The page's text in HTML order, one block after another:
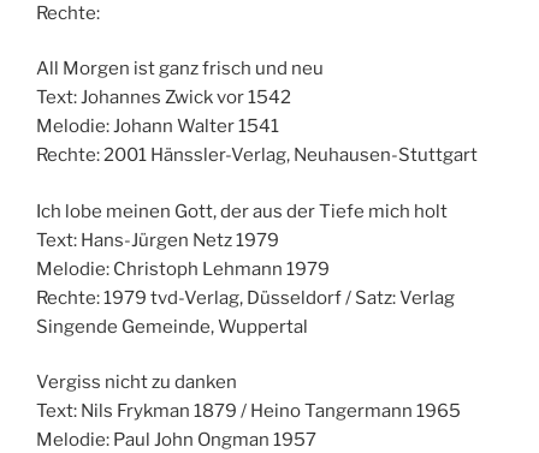
Rechte:
All Morgen ist ganz frisch und neu
Text: Johannes Zwick vor 1542
Melodie: Johann Walter 1541
Rechte: 2001 Hänssler-Verlag, Neuhausen-Stuttgart
Ich lobe meinen Gott, der aus der Tiefe mich holt
Text: Hans-Jürgen Netz 1979
Melodie: Christoph Lehmann 1979
Rechte: 1979 tvd-Verlag, Düsseldorf / Satz: Verlag
Singende Gemeinde, Wuppertal
Vergiss nicht zu danken
Text: Nils Frykman 1879 / Heino Tangermann 1965
Melodie: Paul John Ongman 1957